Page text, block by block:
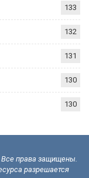
133
132
131
130
130
Все права защищены.
разрешается